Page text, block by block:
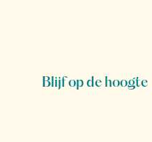
Blijf op de hoogte